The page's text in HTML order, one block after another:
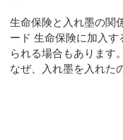
生命保険と入れ墨の関
ード 生命保険に加入
られる場合もあります
なぜ、入れ墨を入れた